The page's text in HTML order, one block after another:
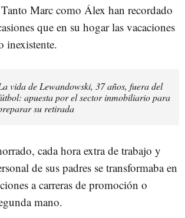
Marc como Álex han recordado
que en su hogar las vacaciones
inexistente.
vida de Lewandowski, 37 años, fuera del
apuesta por el sector inmobiliario para
su retirada
cada hora extra de trabajo y
de sus padres se transformaba en
a carreras de promoción o
mano.